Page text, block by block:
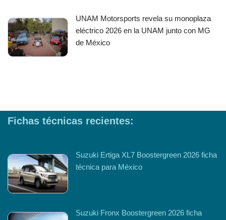
UNAM Motorsports revela su monoplaza
eléctrico 2026 en la UNAM junto con MG
de México
Fichas técnicas recientes:
Suzuki Ertiga XL7 Boostergreen 2026 ficha
técnica para México
Suzuki Fronx Boostergreen 2026 ficha